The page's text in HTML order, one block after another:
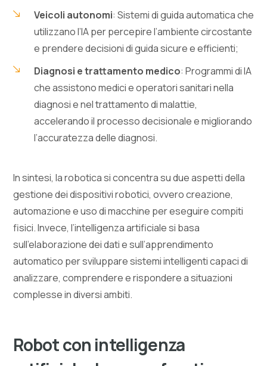
Veicoli autonomi: Sistemi di guida automatica che
utilizzano l’IA per percepire l’ambiente circostante
e prendere decisioni di guida sicure e efficienti;
Diagnosi e trattamento medico: Programmi di IA
che assistono medici e operatori sanitari nella
diagnosi e nel trattamento di malattie,
accelerando il processo decisionale e migliorando
l’accuratezza delle diagnosi.
In sintesi, la robotica si concentra su due aspetti della
gestione dei dispositivi robotici, ovvero creazione,
automazione e uso di macchine per eseguire compiti
fisici. Invece, l’intelligenza artificiale si basa
sull’elaborazione dei dati e sull’apprendimento
automatico per sviluppare sistemi intelligenti capaci di
analizzare, comprendere e rispondere a situazioni
complesse in diversi ambiti.
Robot con intelligenza